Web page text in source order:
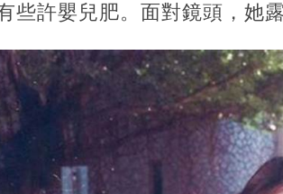
些許嬰兒肥。面對鏡頭，她